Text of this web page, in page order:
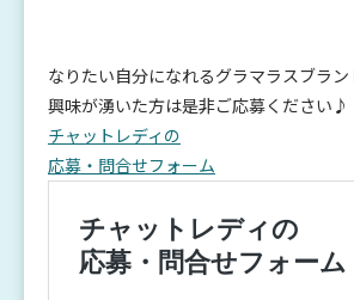
なりたい自分になれるグラマラスブラン
興味が湧いた方は是非ご応募ください♪
チャットレディの
応募・問合せフォーム